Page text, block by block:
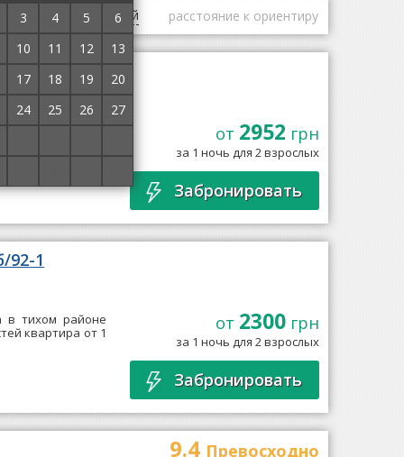
3 4 5
6
10 11 12
13
17 18 19
20
24 25 26
27
оценки гостей расстояние к ориентиру
в городе
"Львовская
уютные...→
от 2952 грн
за 1 ночь для 2 взрослых
Забронировать
92-1
в тихом районе
квартира от 1
от 2300грн
за 1 ночь для 2 взрослых
Забронировать
9.4 Превосходно